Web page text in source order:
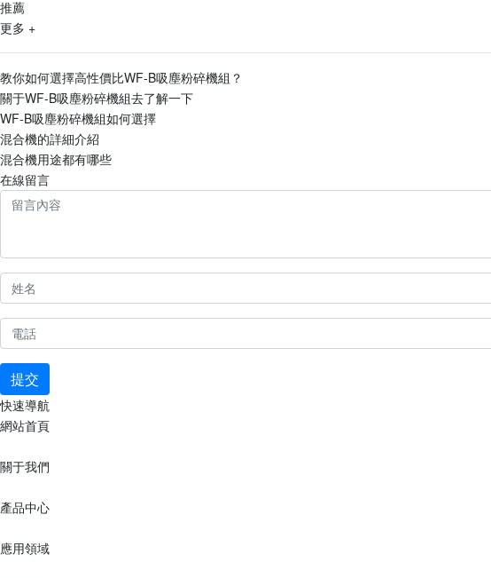
推薦
更多 +
教你如何選擇高性價比WF-B吸塵粉碎機組？
關于WF-B吸塵粉碎機組去了解一下
WF-B吸塵粉碎機組如何選擇
混合機的詳細介紹
混合機用途都有哪些
在線留言
提交
快速導航
網站首頁
關于我們
產品中心
應用領域